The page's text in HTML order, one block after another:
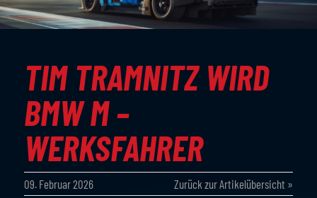
TIM TRAMNITZ WIRD
BMW M –
WERKSFAHRER
09. Februar 2026 Zurück zur Artikelübersicht »